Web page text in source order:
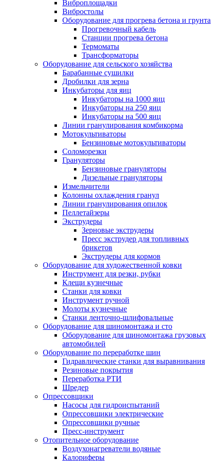
Виброплощадки
Вибростолы
Оборудование для прогрева бетона и грунта
Прогревочный кабель
Станции прогрева бетона
Термоматы
Трансформаторы
Оборудование для сельского хозяйства
Барабанные сушилки
Дробилки для зерна
Инкубаторы для яиц
Инкубаторы на 1000 яиц
Инкубаторы на 250 яиц
Инкубаторы на 500 яиц
Линии гранулирования комбикорма
Мотокультиваторы
Бензиновые мотокультиваторы
Соломорезки
Грануляторы
Бензиновые грануляторы
Дизельные грануляторы
Измельчители
Колонны охлаждения гранул
Линии гранулирования опилок
Пеллетайзеры
Экструдеры
Зерновые экструдеры
Пресс экструдер для топливных
брикетов
Экструдеры для кормов
Оборудование для художественной ковки
Инструмент для резки, рубки
Клещи кузнечные
Станки для ковки
Инструмент ручной
Молоты кузнечные
Станки ленточно-шлифовальные
Оборудование для шиномонтажа и сто
Оборудование для шиномонтажа грузовых
автомобилей
Оборудование по переработке шин
Гидравлические станки для выравнивания
Резиновые покрытия
Переработка РТИ
Шредер
Опрессовщики
Насосы для гидроиспытаний
Опрессовщики электрические
Опрессовщики ручные
Пресс-инструмент
Отопительное оборудование
Воздухонагреватели водяные
Калориферы